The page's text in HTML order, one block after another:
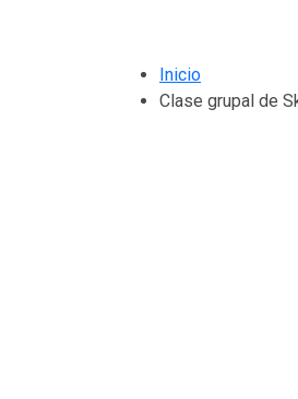
Inicio
Clase grupal de